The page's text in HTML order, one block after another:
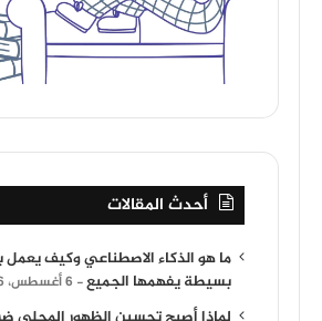
أحدث المقالات
ما هو الذكاء الاصطناعي وكيف يعمل
بسيطة يفهمها الجميع
6 أغسطس، 2026